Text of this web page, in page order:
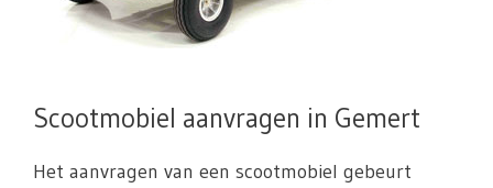
Scootmobiel aanvragen in Gemert
Het aanvragen van een scootmobiel gebeurt